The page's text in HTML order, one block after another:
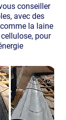
conseiller
avec des
la laine
pour